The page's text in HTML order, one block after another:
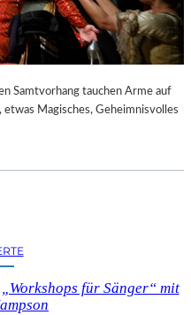
Samtvorhang tauchen Arme auf
Magisches, Geheimnisvolles
für Sänger“ mit